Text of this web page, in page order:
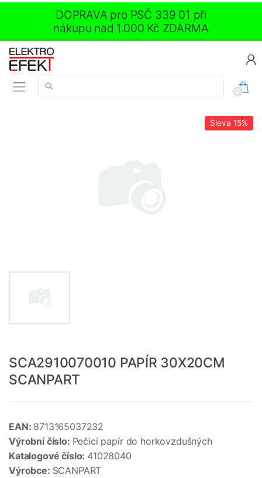
DOPRAVA pro PSČ 339 01 při
nákupu nad 1.000 Kč ZDARMA
Vyhledávání:
0
Sleva 15%
SCA2910070010 PAPÍR 30X20CM
SCANPART
EAN: 8713165037232
Výrobní číslo: Pečicí papír do horkovzdušných
Katalogové číslo: 41028040
Výrobce: SCANPART